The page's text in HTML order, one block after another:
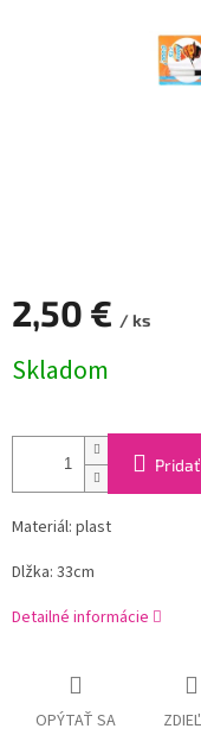
2,50 € / ks
cena:
Skladom
Materiál: plast
Dlžka: 33cm
Detailné informácie
OPÝTAŤ SA